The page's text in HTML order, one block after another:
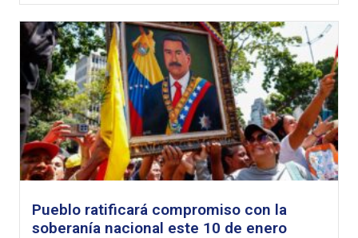
Pueblo ratificará compromiso con la
soberanía nacional este 10 de enero